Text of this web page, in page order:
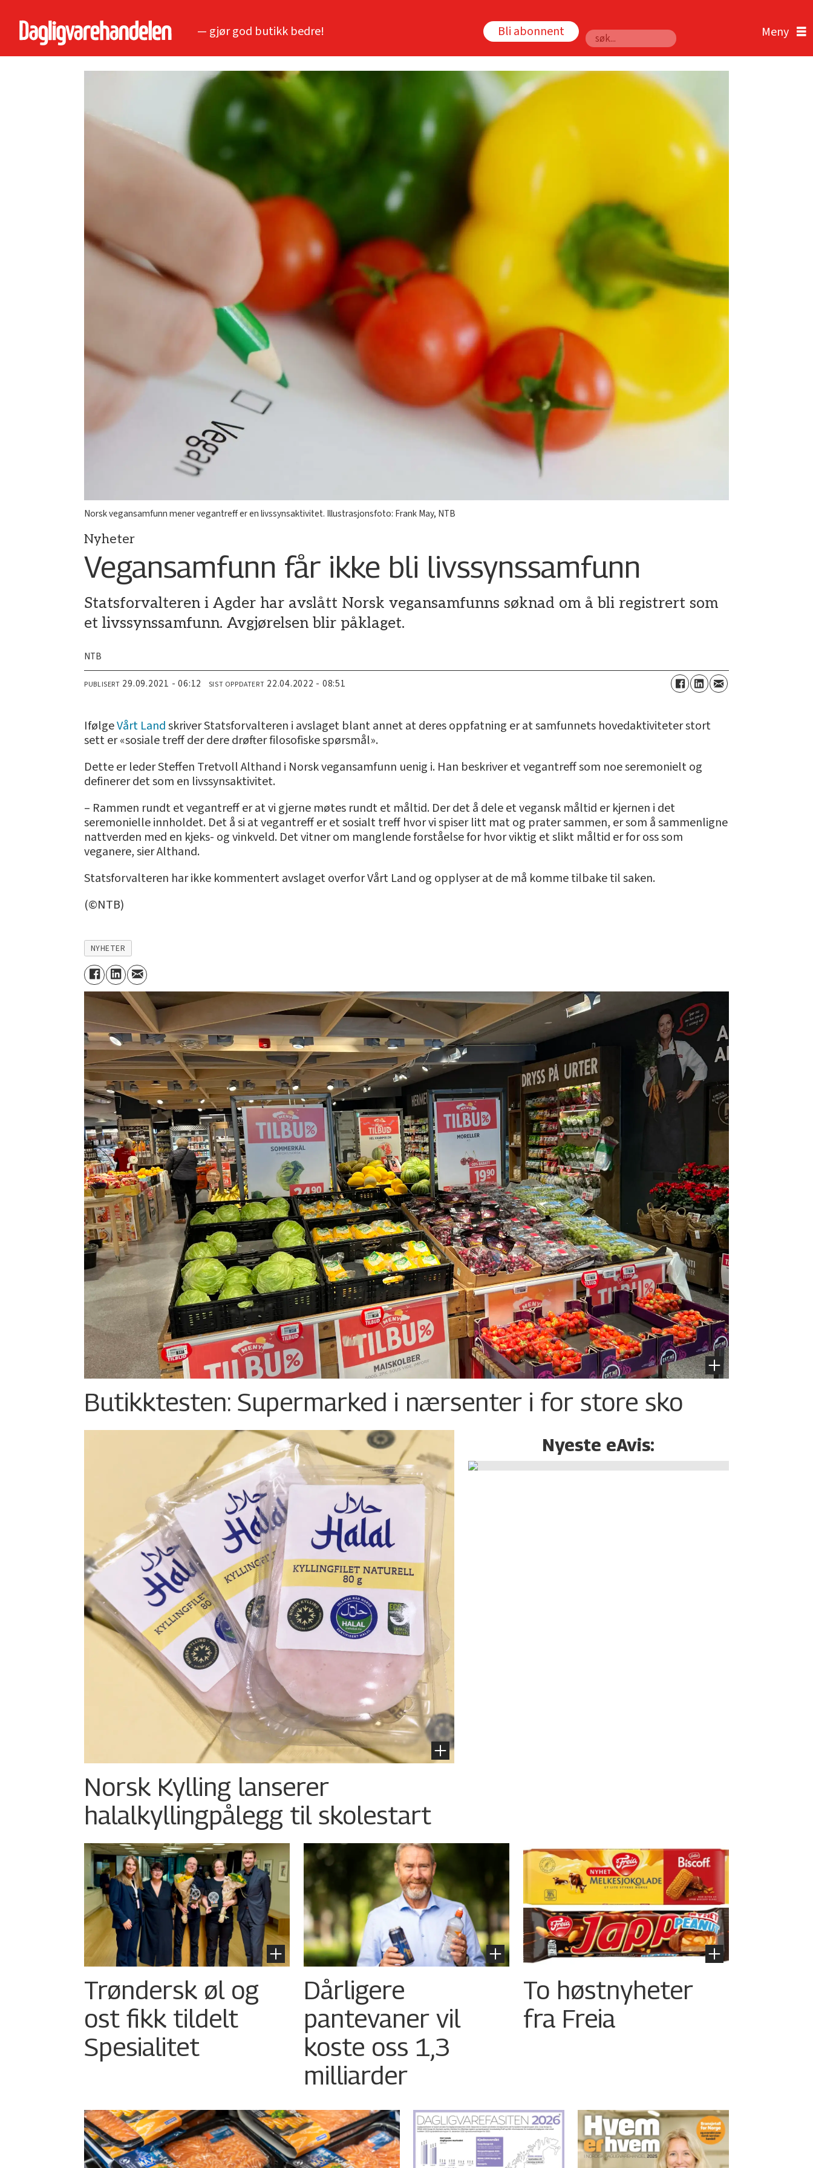
— gjør god butikk bedre! Bli abonnent
Søk
Norsk vegansamfunn mener vegantreff er en livssynsaktivitet. Illustrasjonsfoto: Frank May, NTB
Nyheter
Vegansamfunn får ikke bli livssynssamfunn
Statsforvalteren i Agder har avslått Norsk vegansamfunns søknad om å bli registrert som
et livssynssamfunn. Avgjørelsen blir påklaget.
NTB
PUBLISERT 29.09.2021 - 06:12 SIST OPPDATERT 22.04.2022 - 08:51
IfølgeVårt Landskriver Statsforvalteren i avslaget blant annet at deres oppfatning er at samfunnets hovedaktiviteter stort
sett er «sosiale treff der dere drøfter filosofiske spørsmål».
Dette er leder Steffen Tretvoll Althand i Norsk vegansamfunn uenig i. Han beskriver et vegantreff som noe seremonielt og
definerer det som en livssynsaktivitet.
– Rammen rundt et vegantreff er at vi gjerne møtes rundt et måltid. Der det å dele et vegansk måltid er kjernen i det
seremonielle innholdet. Det å si at vegantreff er et sosialt treff hvor vi spiser litt mat og prater sammen, er som å sammenligne
nattverden med en kjeks- og vinkveld. Det vitner om manglende forståelse for hvor viktig et slikt måltid er for oss som
veganere, sier Althand.
Statsforvalteren har ikke kommentert avslaget overfor Vårt Land og opplyser at de må komme tilbake til saken.
(©NTB)
NYHETER
Butikktesten: Supermarked i nærsenter i for store sko
Norsk Kylling lanserer
halalkylling­pålegg til skolestart
Nyeste eAvis:
Trøndersk øl og
ost fikk tildelt
Spesialitet
Dårligere
pantevaner vil
koste oss 1,3
milliarder
To høstnyheter
fra Freia